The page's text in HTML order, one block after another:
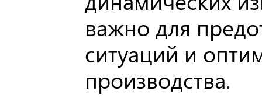
важно для
ситуаций и
производства.